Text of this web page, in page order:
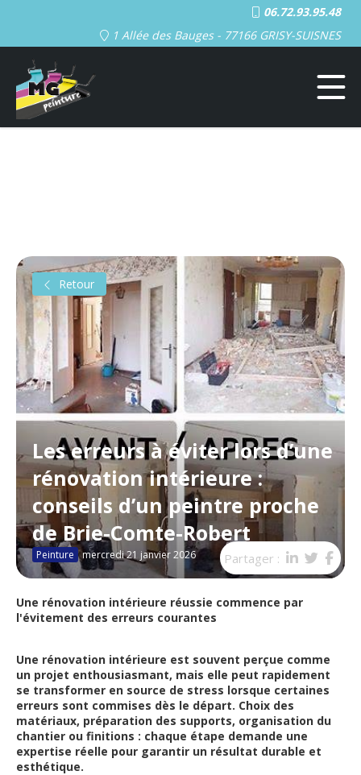
06.72.93.95.48
1 Allée des Bauges - 77166 GRISY-SUISNES
Les erreurs à éviter lors d’une
rénovation intérieure :
conseils d’un peintre proche
de Brie-Comte-Robert
Peinture mercredi 21 janvier 2026
Retour
Partager :
Une rénovation intérieure réussie commence par
l'évitement des erreurs courantes
Une rénovation intérieure est souvent perçue comme
un projet enthousiasmant, mais elle peut rapidement
se transformer en source de stress lorsque certaines
erreurs sont commises dès le départ. Choix des
matériaux, préparation des supports, organisation du
chantier ou finitions : chaque étape demande une
expertise réelle pour garantir un résultat durable et
esthétique.